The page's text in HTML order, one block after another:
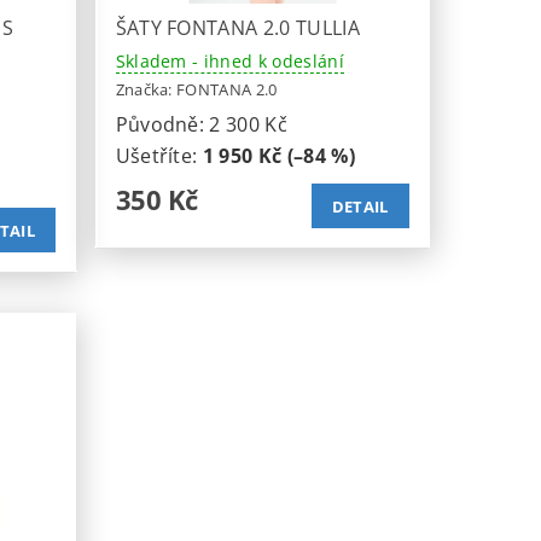
ŠATY FONTANA 2.0 TULLIA
Skladem - ihned k odeslání
Značka: FONTANA 2.0
Původně:2 300 Kč
Ušetříte: 1 950 Kč (–84 %)
350 Kč DETAIL